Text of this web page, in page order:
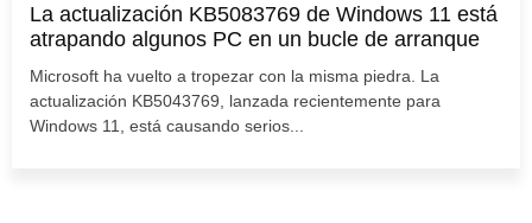
La actualización KB5083769 de Windows 11 está
atrapando algunos PC en un bucle de arranque
Microsoft ha vuelto a tropezar con la misma piedra. La
actualización KB5043769, lanzada recientemente para
Windows 11, está causando serios...